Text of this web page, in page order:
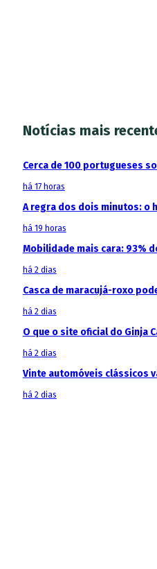
Notícias mais
Cerca de 100 portugueses
há 17 horas
A regra dos dois minutos: o
há 19 horas
Mobilidade mais cara: 93%
há 2 dias
Casca de maracujá-roxo
há 2 dias
O que o site oficial do Ginja
há 2 dias
Vinte automóveis clássicos
há 2 dias